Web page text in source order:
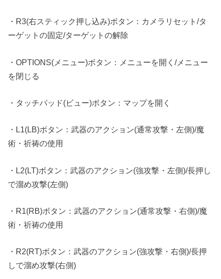
・R3(右スティック押し込み)ボタン：カメラリセット/タ
ーゲットの固定/ターゲットの解除
・OPTIONS(メニュー)ボタン：メニューを開く/メニュー
を閉じる
・タッチパッド(ビュー)ボタン：マップを開く
・L1(LB)ボタン：武器のアクション(通常攻撃・左側)/魔
術・祈祷の使用
・L2(LT)ボタン：武器のアクション(強攻撃・左側)/長押し
で溜め攻撃(左側)
・R1(RB)ボタン：武器のアクション(通常攻撃・右側)/魔
術・祈祷の使用
・R2(RT)ボタン：武器のアクション(強攻撃・右側)/長押
しで溜め攻撃(右側)